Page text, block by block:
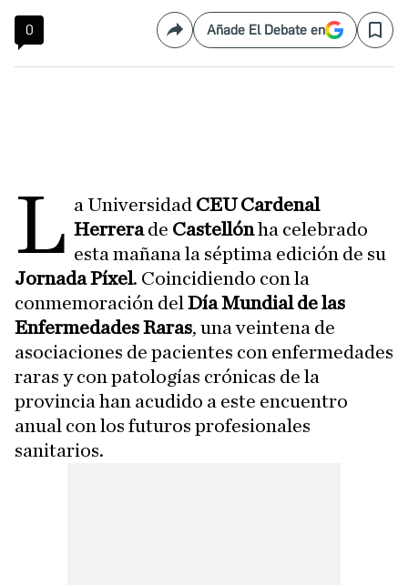
0 CompartirAñade El Debate en Save
L a Universidad CEU Cardenal
Herrerade Castellónha celebrado
esta mañana la séptima edición de su
Jornada Píxel. Coincidiendo con la
conmemoración del Día Mundial de las
Enfermedades Raras, una veintena de
asociaciones de pacientes con enfermedades
raras y con patologías crónicas de la
provincia han acudido a este encuentro
anual con los futuros profesionales
sanitarios.